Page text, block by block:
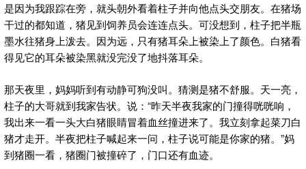
是因为我跟踪在旁，就头朝外看着柱子并向他点头交朋友。在猪场
干过的都知道，猪见到饲养员会连连点头。可没想到，柱子把半瓶
墨水往猪身上泼去。因为远，只有猪耳朵上被染上了颜色。白猪看
得见它的耳朵被染黑就没完没了地抖落耳朵。
那天夜里，妈妈听到有动静可狗没叫。猜测是猪不舒服。天一亮，
柱子的大哥就到我家告状。说：“昨天半夜我家的门撞得咣咣响，
我出来一看一头大白猪眼睛冒着血丝撞进来了。我立刻拿起菜刀白
猪才走开。半夜把柱子喊起来一问，柱子说可能是你家的猪。”妈
到猪圈一看，猪圈门被撞碎了，门口还有血迹。